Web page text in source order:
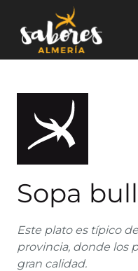
Sopa
Sopa
Este plato es típico
provincia, donde los
gran calidad.